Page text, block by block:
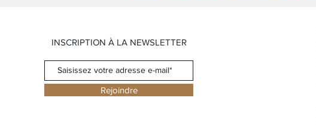
INSCRIPTION À LA NEWSLETTER
Rejoindre